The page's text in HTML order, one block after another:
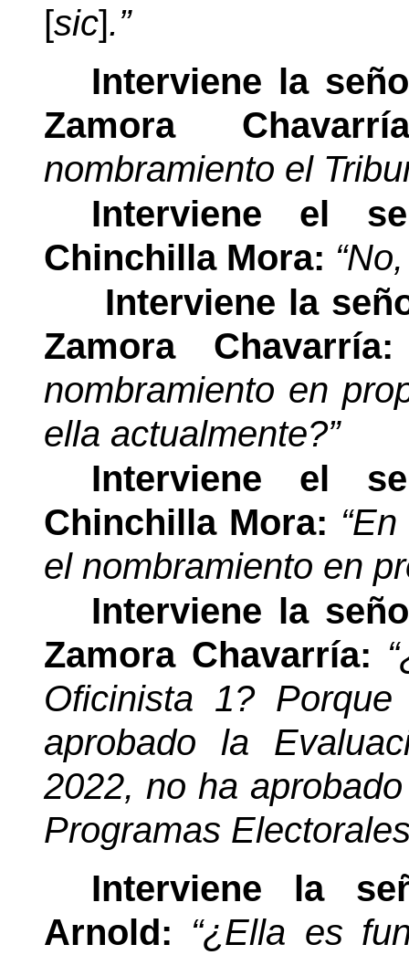
[sic].”
Interviene la
Zamora
nombramiento el
Interviene el
Chinchilla Mora:
Interviene la
Zamora
nombramiento en
ella actualmente?”
Interviene el
Chinchilla Mora:
el nombramiento en
Interviene la
Zamora Chavarría:
Oficinista 1?
aprobado la
2022, no ha
Programas
Interviene la
Arnold: “¿Ella es